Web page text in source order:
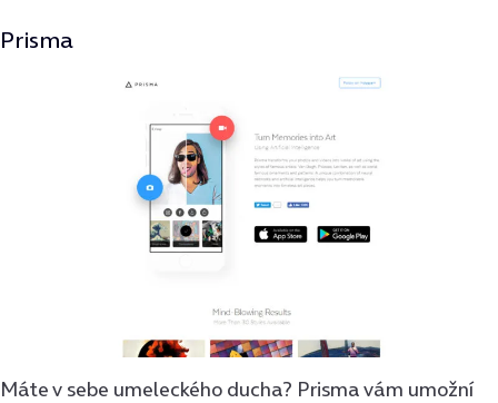
Prisma
Máte v sebe umeleckého ducha? Prisma vám umožní